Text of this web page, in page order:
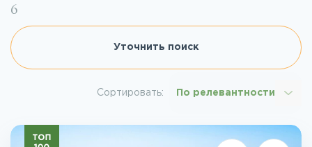
6
Уточнить поиск
Сортировать: По релевантности